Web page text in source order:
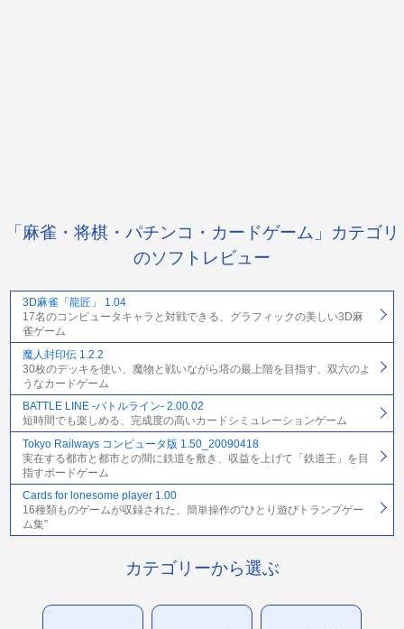
「麻雀・将棋・パチンコ・カードゲーム」カテゴリ
のソフトレビュー
3D麻雀「龍匠」 1.04
17名のコンピュータキャラと対戦できる、グラフィックの美しい3D麻
雀ゲーム
魔人封印伝 1.2.2
30枚のデッキを使い、魔物と戦いながら塔の最上階を目指す、双六のよ
うなカードゲーム
BATTLE LINE -バトルライン- 2.00.02
短時間でも楽しめる、完成度の高いカードシミュレーションゲーム
Tokyo Railways コンピュータ版 1.50_20090418
実在する都市と都市との間に鉄道を敷き、収益を上げて「鉄道王」を目
指すボードゲーム
Cards for lonesome player 1.00
16種類ものゲームが収録された、簡単操作の“ひとり遊びトランプゲー
ム集”
カテゴリーから選ぶ